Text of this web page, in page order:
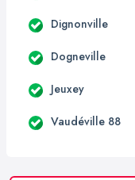
Dignonville
Dogneville
Jeuxey
Vaudéville 88